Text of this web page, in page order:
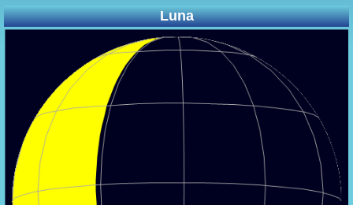
Luna